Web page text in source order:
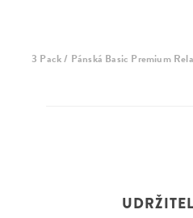
3 Pack / Pánská Basic Premium